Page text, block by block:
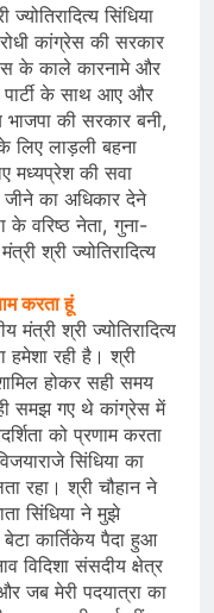
सिंधिया
कांग्रेस की सरकार
के काले कारनामे और
पार्टी के साथ आए और
की सरकार बनी,
लिए लाड़ली बहना
मध्यप्रेश की सवा
का अधिकार देने
के वरिष्ठ नेता, गुना-
श्री ज्योतिरादित्य
करता हूं
मंत्री श्री ज्योतिरादित्य
रही है। श्री
शामिल होकर सही समय
समझ गए थे कांग्रेस में
को प्रणाम करता
सिंधिया का
रहा। श्री चौहान ने
सिंधिया ने मुझे
कार्तिकेय पैदा हुआ
विदिशा संसदीय क्षेत्र
जब मेरी पदयात्रा का